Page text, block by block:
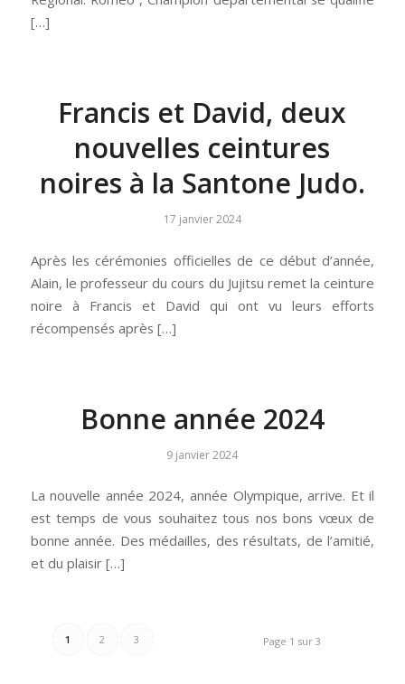
[…]
Francis et David, deux
nouvelles ceintures
noires à la Santone Judo.
17 janvier 2024
Après les cérémonies officielles de ce début d’année,
Alain, le professeur du cours du Jujitsu remet la ceinture
noire à Francis et David qui ont vu leurs efforts
récompensés après […]
Bonne année 2024
9 janvier 2024
La nouvelle année 2024, année Olympique, arrive. Et il
est temps de vous souhaitez tous nos bons vœux de
bonne année. Des médailles, des résultats, de l’amitié,
et du plaisir […]
Page 1 sur 3
1 2 3